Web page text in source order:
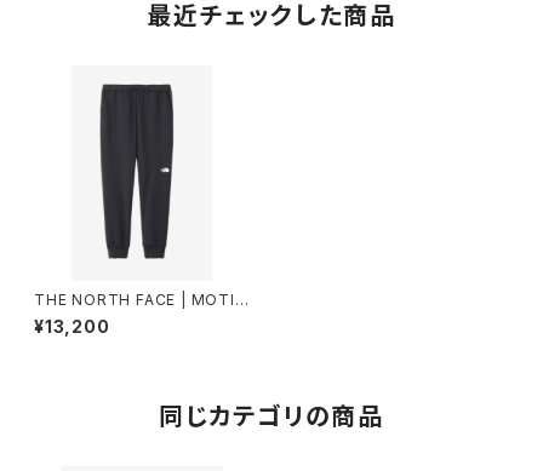
最近チェックした商品
THE NORTH FACE | MOTIO
NJOGGERPANT NB12595 |
ブラック | Unisex
¥13,200
同じカテゴリの商品